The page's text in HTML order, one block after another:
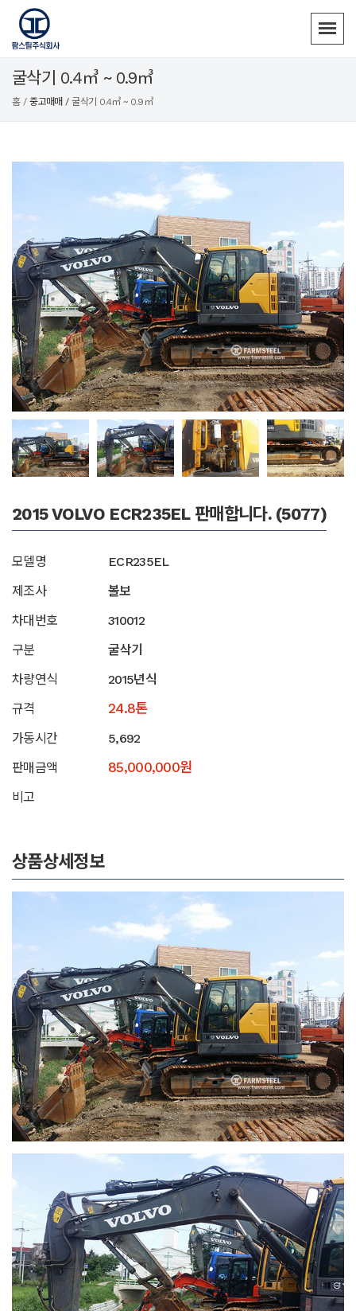
굴삭기 0.4㎥ ~ 0.9㎥
홈 / 중고매매 / 굴삭기 0.4㎥ ~ 0.9㎥
2015 VOLVO ECR235EL 판매합니다. (5077)
모델명
ECR235EL
제조사
볼보
차대번호
310012
구분
굴삭기
차량연식
2015년식
규격
24.8톤
가동시간
5,692
판매금액
85,000,000원
비고
상품상세정보